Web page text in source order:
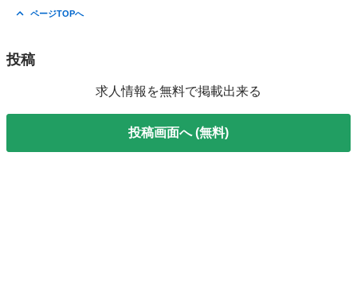
ページTOPへ
投稿
求人情報を無料で掲載出来る
投稿画面へ (無料)